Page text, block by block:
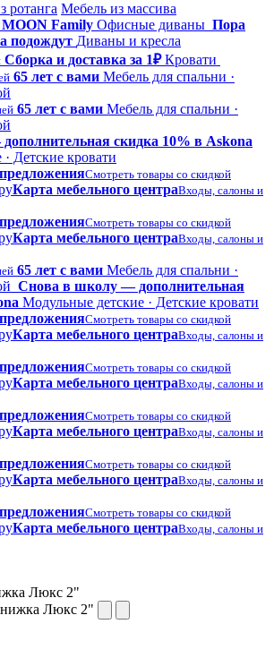
ротанга Мебель из массива
Family Офисные диваны Пора
подождут Диваны и кресла
Сборка и доставка за 1₽ Кровати
65 лет с вами Мебель для спальни ·
65 лет с вами Мебель для спальни ·
скидка 10% в Askona
Детские кровати
Смотреть товары со скидкой
Карта мебельного центраВходы, салоны и
Смотреть товары со скидкой
Карта мебельного центраВходы, салоны и
65 лет с вами Мебель для спальни ·
Снова в школу — дополнительная
Модульные детские · Детские кровати
Смотреть товары со скидкой
Карта мебельного центраВходы, салоны и
Смотреть товары со скидкой
Карта мебельного центраВходы, салоны и
Смотреть товары со скидкой
Карта мебельного центраВходы, салоны и
Смотреть товары со скидкой
Карта мебельного центраВходы, салоны и
Смотреть товары со скидкой
Карта мебельного центраВходы, салоны и
Люкс 2"